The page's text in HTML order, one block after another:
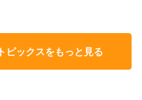
ピックスをもっと見る